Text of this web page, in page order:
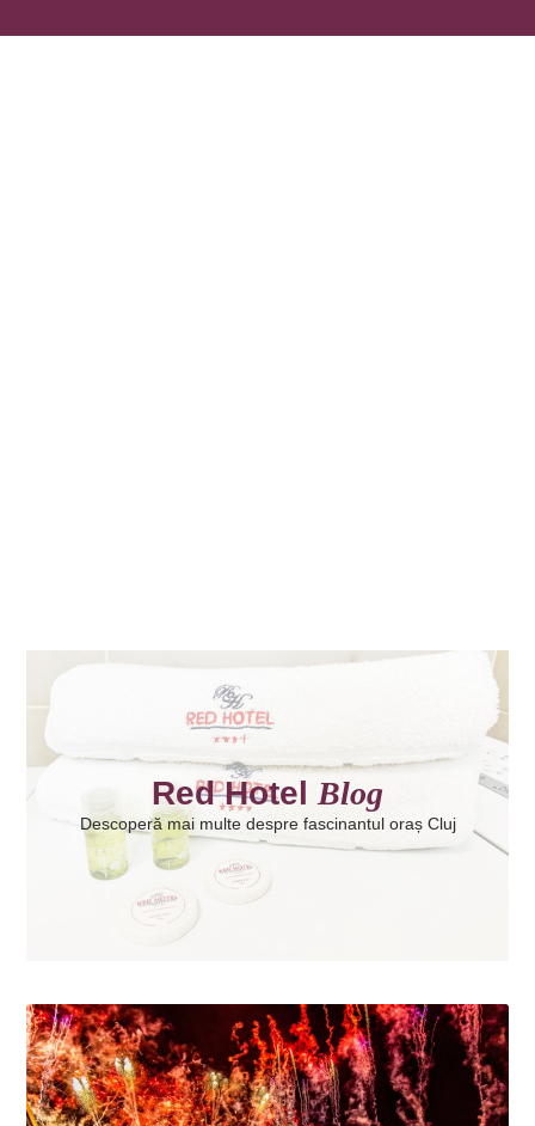
Red Hotel Blog
Descoperă mai multe despre fascinantul oraș Cluj